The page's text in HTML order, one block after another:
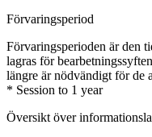
Förvaringsperiod
Förvaringsperioden är den
lagras för
längre är nödvändigt för de
* Session to 1 year
Översikt över